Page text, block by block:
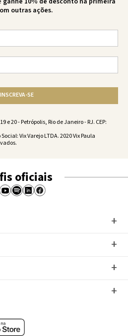
outras ações.
INSCREVA-SE
e 20 - Petrópolis, Rio de Janeiro - RJ. CEP:
Vix Varejo LTDA. 2020 Vix Paula
oficiais
+
+
+
+